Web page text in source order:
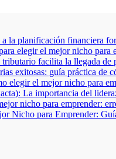
la planificación financiera
elegir el mejor nicho para
facilita la llegada de
exitosas: guía práctica de
elegir el mejor nicho para
La importancia del
nicho para emprender:
Nicho para Emprender: